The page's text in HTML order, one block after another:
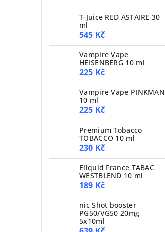
T-Juice RED ASTAIRE 30
ml
545 Kč
Vampire Vape
HEISENBERG 10 ml
225 Kč
Vampire Vape PINKMAN
10 ml
225 Kč
Premium Tobacco
TOBACCO 10 ml
230 Kč
Eliquid France TABAC
WESTBLEND 10 ml
189 Kč
nic Shot booster
PG50/VG50 20mg
5x10ml